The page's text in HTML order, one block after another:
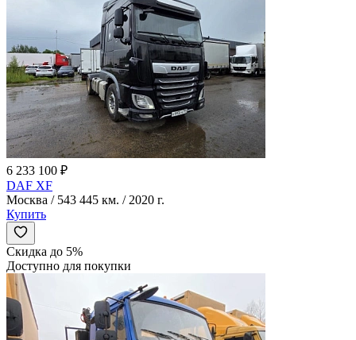
6 233 100 ₽
DAF XF
Москва / 543 445 км. / 2020 г.
Купить
Скидка до 5%
Доступно для покупки